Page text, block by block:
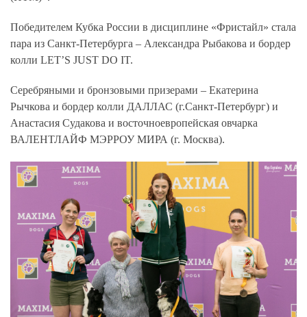
Победителем Кубка России в дисциплине «Фристайл» стала
пара из Санкт-Петербурга – Александра Рыбакова и бордер
колли LET’S JUST DO IT.
Серебряными и бронзовыми призерами – Екатерина
Рычкова и бордер колли ДАЛЛАС (г.Санкт-Петербург) и
Анастасия Судакова и восточноевропейская овчарка
ВАЛЕНТЛАЙФ МЭРРОУ МИРА (г. Москва).